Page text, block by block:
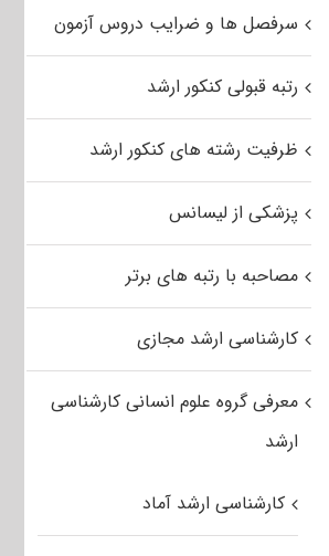
سرفصل ها و ضرایب دروس آزمون
رتبه قبولی کنکور ارشد
ظرفیت رشته های کنکور ارشد
پزشکی از لیسانس
مصاحبه با رتبه های برتر
کارشناسی ارشد مجازی
معرفی گروه علوم انسانی کارشناسی
ارشد
کارشناسی ارشد آماد